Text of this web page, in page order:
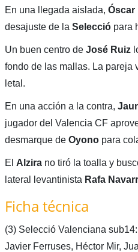
En una llegada aislada, Óscar
desajuste de la Selecciópara
Un buen centro de José Ruiz
fondo de las mallas. La pareja
letal.
En una acción a la contra,
jugador del Valencia CF
desmarque de Oyonopara
El Alzirano tiró la toalla y
lateral levantinista Rafa
Ficha técnica
(3) Selecció Valenciana
Javier Ferruses, Héctor Mir,